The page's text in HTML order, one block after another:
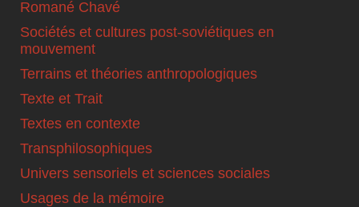
Romané Chavé
Sociétés et cultures post-soviétiques en
mouvement
Terrains et théories anthropologiques
Texte et Trait
Textes en contexte
Transphilosophiques
Univers sensoriels et sciences sociales
Usages de la mémoire